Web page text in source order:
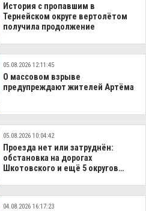
История с пропавшим в
Тернейском округе вертолётом
получила продолжение
05.08.2026 12:11:45
О массовом взрыве
предупреждают жителей Артёма
05.08.2026 10:04:42
Проезда нет или затруднён:
обстановка на дорогах
Шкотовского и ещё 5 округов
04.08.2026 16:17:23